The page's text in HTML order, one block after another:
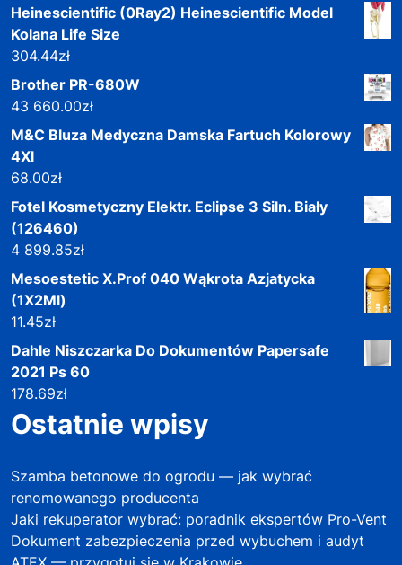
Heinescientific (0Ray2) Heinescientific Model
Kolana Life Size
304.44zł
Brother PR-680W
43 660.00zł
M&C Bluza Medyczna Damska Fartuch Kolorowy
4Xl
68.00zł
Fotel Kosmetyczny Elektr. Eclipse 3 Siln. Biały
(126460)
4 899.85zł
Mesoestetic X.Prof 040 Wąkrota Azjatycka
(1X2Ml)
11.45zł
Dahle Niszczarka Do Dokumentów Papersafe
2021 Ps 60
178.69zł
Ostatnie wpisy
Szamba betonowe do ogrodu — jak wybrać
renomowanego producenta
Jaki rekuperator wybrać: poradnik ekspertów Pro-Vent
Dokument zabezpieczenia przed wybuchem i audyt